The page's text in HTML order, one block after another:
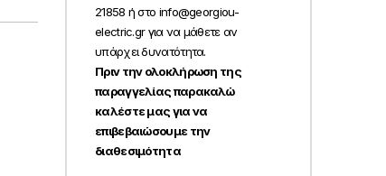
21858 ή στο info@georgiou-
electric.gr για να μάθετε αν
υπάρχει δυνατότητα.
Πριν την ολοκλήρωση της
παραγγελίας παρακαλώ
καλέστε μας για να
επιβεβαιώσουμε την
διαθεσιμότητα